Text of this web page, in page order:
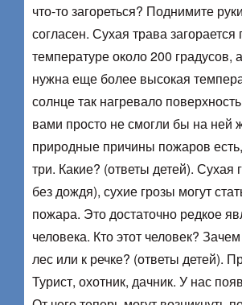
что-то загореться? Поднимите
согласен. Сухая трава загорается
температуре около 200 градусов,
нужна еще более высокая
солнце так нагревало
вами просто не смогли бы на ней
природные причины пожаров
три. Какие? (ответы детей). Сухая
без дождя), сухие грозы могут
пожара. Это достаточно редкое
человека. Кто этот человек?
лес или к речке? (ответы детей).
Турист, охотник, дачник. У нас